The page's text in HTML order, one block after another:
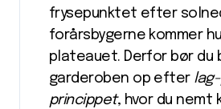
frysepunktet efter
forårsbygerne kommer
plateauet. Derfor bør du
garderoben op efter
princippet, hvor du nemt